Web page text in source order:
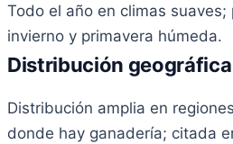
Todo el año en climas suaves;
invierno y primavera húmeda.
Distribución geográfica
Distribución amplia en
donde hay ganadería; citada